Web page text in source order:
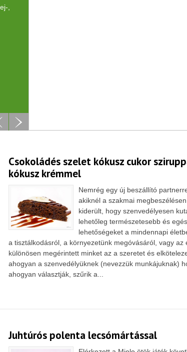
,
Csokoládés szelet kókusz cukor
kókusz krémmel
Nemrég egy új beszállító
akiknél a szakmai
kiderült, hogy szenvedélyesen
lehetőleg természetesebb és
lehetőségeket a mindennapi
a tisztálkodásról, a környezetünk megóvásáról, vagy az
különösen megérintett minket az a szeretet és
ahogyan a szenvedélyüknek (nevezzük munkájuknak)
ahogyan választják, szűrik a...
Juhtúrós polenta lecsómártással